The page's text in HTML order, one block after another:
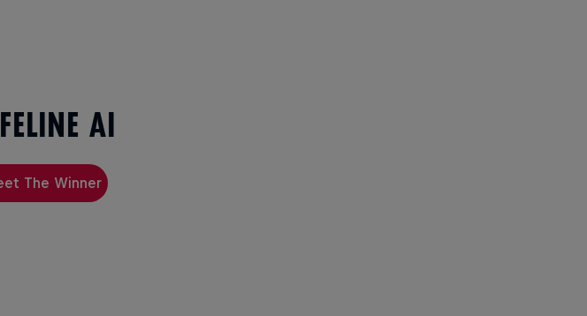
AI
The Winner